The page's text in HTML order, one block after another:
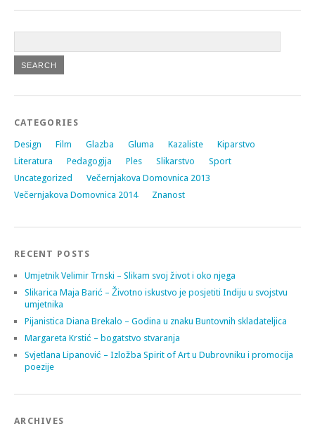
CATEGORIES
Design Film Glazba Gluma Kazaliste
Kiparstvo
Literatura
Pedagogija Ples Slikarstvo
Sport
Uncategorized
Večernjakova Domovnica 2013
Večernjakova Domovnica 2014
Znanost
RECENT POSTS
Umjetnik Velimir Trnski – Slikam svoj život i oko njega
Slikarica Maja Barić – Životno iskustvo je posjetiti Indiju u svojstvu
umjetnika
Pijanistica Diana Brekalo – Godina u znaku Buntovnih skladateljica
Margareta Krstić – bogatstvo stvaranja
Svjetlana Lipanović – Izložba Spirit of Art u Dubrovniku i promocija
poezije
ARCHIVES